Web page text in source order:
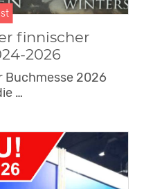
finnischer
2026
Buchmesse 2026
…